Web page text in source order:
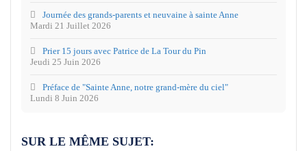
Mardi 21 Juillet 2026
Journée des grands-parents et neuvaine à sainte Anne
Jeudi 25 Juin 2026
Prier 15 jours avec Patrice de La Tour du Pin
Lundi 8 Juin 2026
Préface de "Sainte Anne, notre grand-mère du ciel"
SUR LE MÊME SUJET: